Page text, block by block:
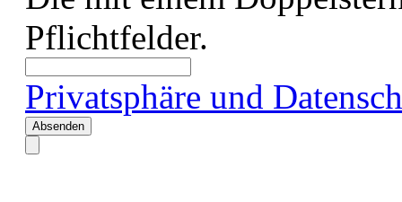
Pflichtfelder.
Privatsphäre und
Absenden